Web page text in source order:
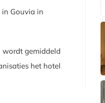
in Gouvia in
wordt gemiddeld
het hotel